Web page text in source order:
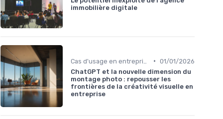
immobilière digitale
• 01/01/2026
ChatGPT et la nouvelle dimension du
montage photo : repousser les
frontières de la créativité visuelle en
entreprise